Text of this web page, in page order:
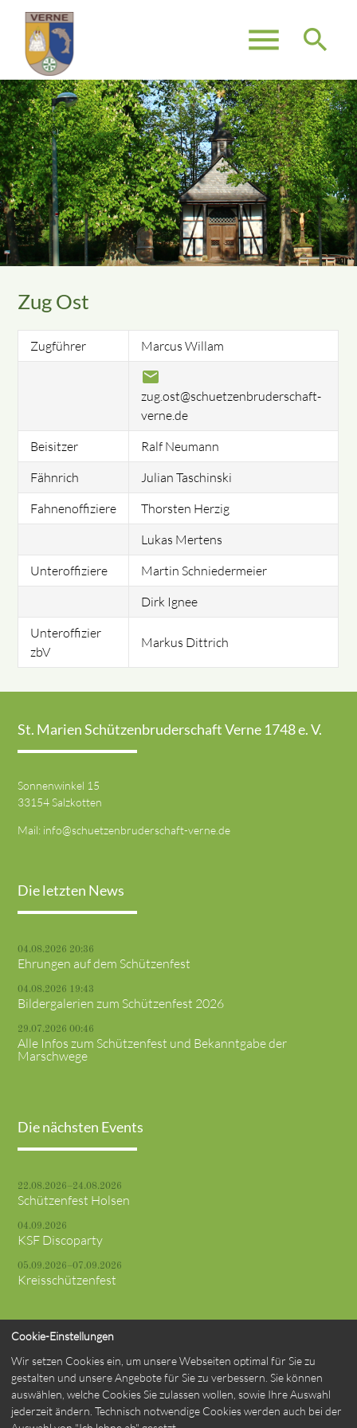
menu search
Suchbegriffe SUCHEN
Zug Ost
Zugführer Marcus Willam
mail
zug.ost@schuetzenbruderschaft-
verne.de
Beisitzer
Ralf Neumann
Fähnrich
Julian Taschinski
Fahnenoffiziere
Thorsten Herzig
Lukas Mertens
Unteroffiziere
Martin Schniedermeier
Dirk Ignee
Unteroffizier
zbV
Markus Dittrich
St. Marien Schützenbruderschaft Verne 1748 e. V.
Sonnenwinkel 15
33154 Salzkotten
Mail: info@schuetzenbruderschaft-verne.de
Die letzten News
04.08.2026 20:36
Ehrungen auf dem Schützenfest
04.08.2026 19:43
Bildergalerien zum Schützenfest 2026
29.07.2026 00:46
Alle Infos zum Schützenfest und Bekanntgabe der
Marschwege
Die nächsten Events
22.08.2026–24.08.2026
Schützenfest Holsen
04.09.2026
KSF Discoparty
05.09.2026–07.09.2026
Kreisschützenfest
© St. Marien Schützenbruderschaft Verne 1748 e. V.
Impressum Datenschutzerklärung Kontakt
Cookie-Einstellungen
Wir setzen Cookies ein, um unsere Webseiten optimal für Sie zu
gestalten und unsere Angebote für Sie zu verbessern. Sie können
auswählen, welche Cookies Sie zulassen wollen, sowie Ihre Auswahl
jederzeit ändern. Technisch notwendige Cookies werden auch bei der